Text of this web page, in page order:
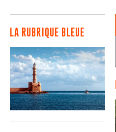
LA RUBRIQUE BLEUE